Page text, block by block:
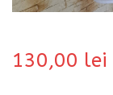
130,00 lei